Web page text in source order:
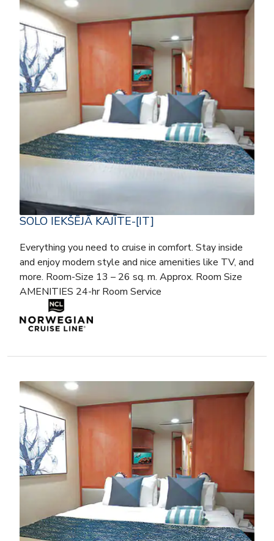
SOLO IEKŠĒJĀ KAJĪTE-[IT]
Everything you need to cruise in comfort. Stay inside
and enjoy modern style and nice amenities like TV, and
more. Room-Size 13 – 26 sq. m. Approx. Room Size
AMENITIES 24-hr Room Service